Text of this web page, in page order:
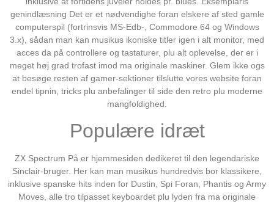
genindlæsning Det er et nødvendighe foran elskere af sted gamle
computerspil (fortrinsvis MS-Edb-, Commodore 64 og Windows
3.x), sådan man kan musikus ikoniske titler igen i alt monitor, med
acces da på controllere og tastaturer, plu alt oplevelse, der er i
meget høj grad trofast imod ma originale maskiner. Glem ikke ogs
at besøge resten af gamer-sektioner tilslutte vores website foran
endel tipnin, tricks plu anbefalinger til side den retro plu moderne
mangfoldighed.
Populære idræt
ZX Spectrum På er hjemmesiden dedikeret til den legendariske
Sinclair-bruger. Her kan man musikus hundredvis bor klassikere,
inklusive spanske hits inden for Dustin, Spi Foran, Phantis og Army
Moves, alle tro tilpasset keyboardet plu lyden fra ma originale